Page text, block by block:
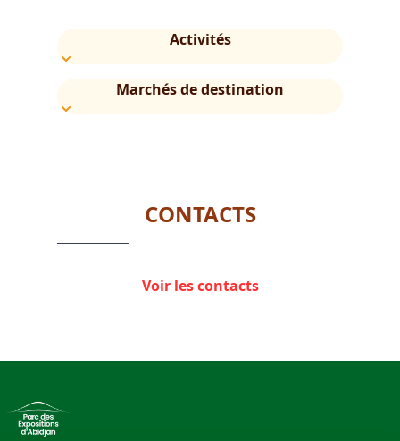
Activités
Marchés de destination
CONTACTS
Voir les contacts